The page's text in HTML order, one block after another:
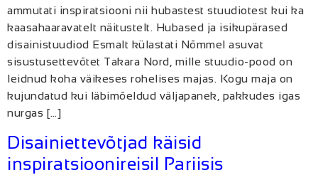
ammutati inspiratsiooni nii hubastest stuudiotest kui ka
kaasahaaravatelt näitustelt. Hubased ja isikupärased
disainistuudiod Esmalt külastati Nõmmel asuvat
sisustusettevõtet Takara Nord, mille stuudio-pood on
leidnud koha väikeses rohelises majas. Kogu maja on
kujundatud kui läbimõeldud väljapanek, pakkudes igas
nurgas […]
Disainiettevõtjad käisid
inspiratsioonireisil Pariisis